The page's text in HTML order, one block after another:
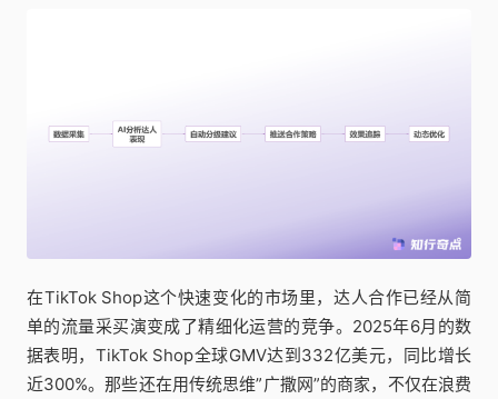
在TikTok Shop这个快速变化的市场里，达人合作已经从简
单的流量采买演变成了精细化运营的竞争。2025年6月的数
据表明，TikTok Shop全球GMV达到332亿美元，同比增长
近300%。那些还在用传统思维”广撒网”的商家，不仅在浪费